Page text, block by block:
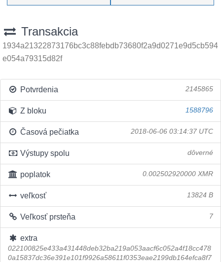
Transakcia
1934a21322873176bc3c88febdb73680f2a9d0271e9d5cb594
e054a79315d82f
Potvrdenia 2145865
Z bloku 1588796
Časová pečiatka 2018-06-06 03:14:37 UTC
Výstupy spolu dôverné
poplatok 0.002502920000 XMR
veľkosť 13824 B
Veľkosť prsteňa 7
extra
022100825e433a431448deb32ba219a053aacf6c052a4f18cc478
0a15837dc36e391e101f9926a58611f0353eae2199db164efca8f7